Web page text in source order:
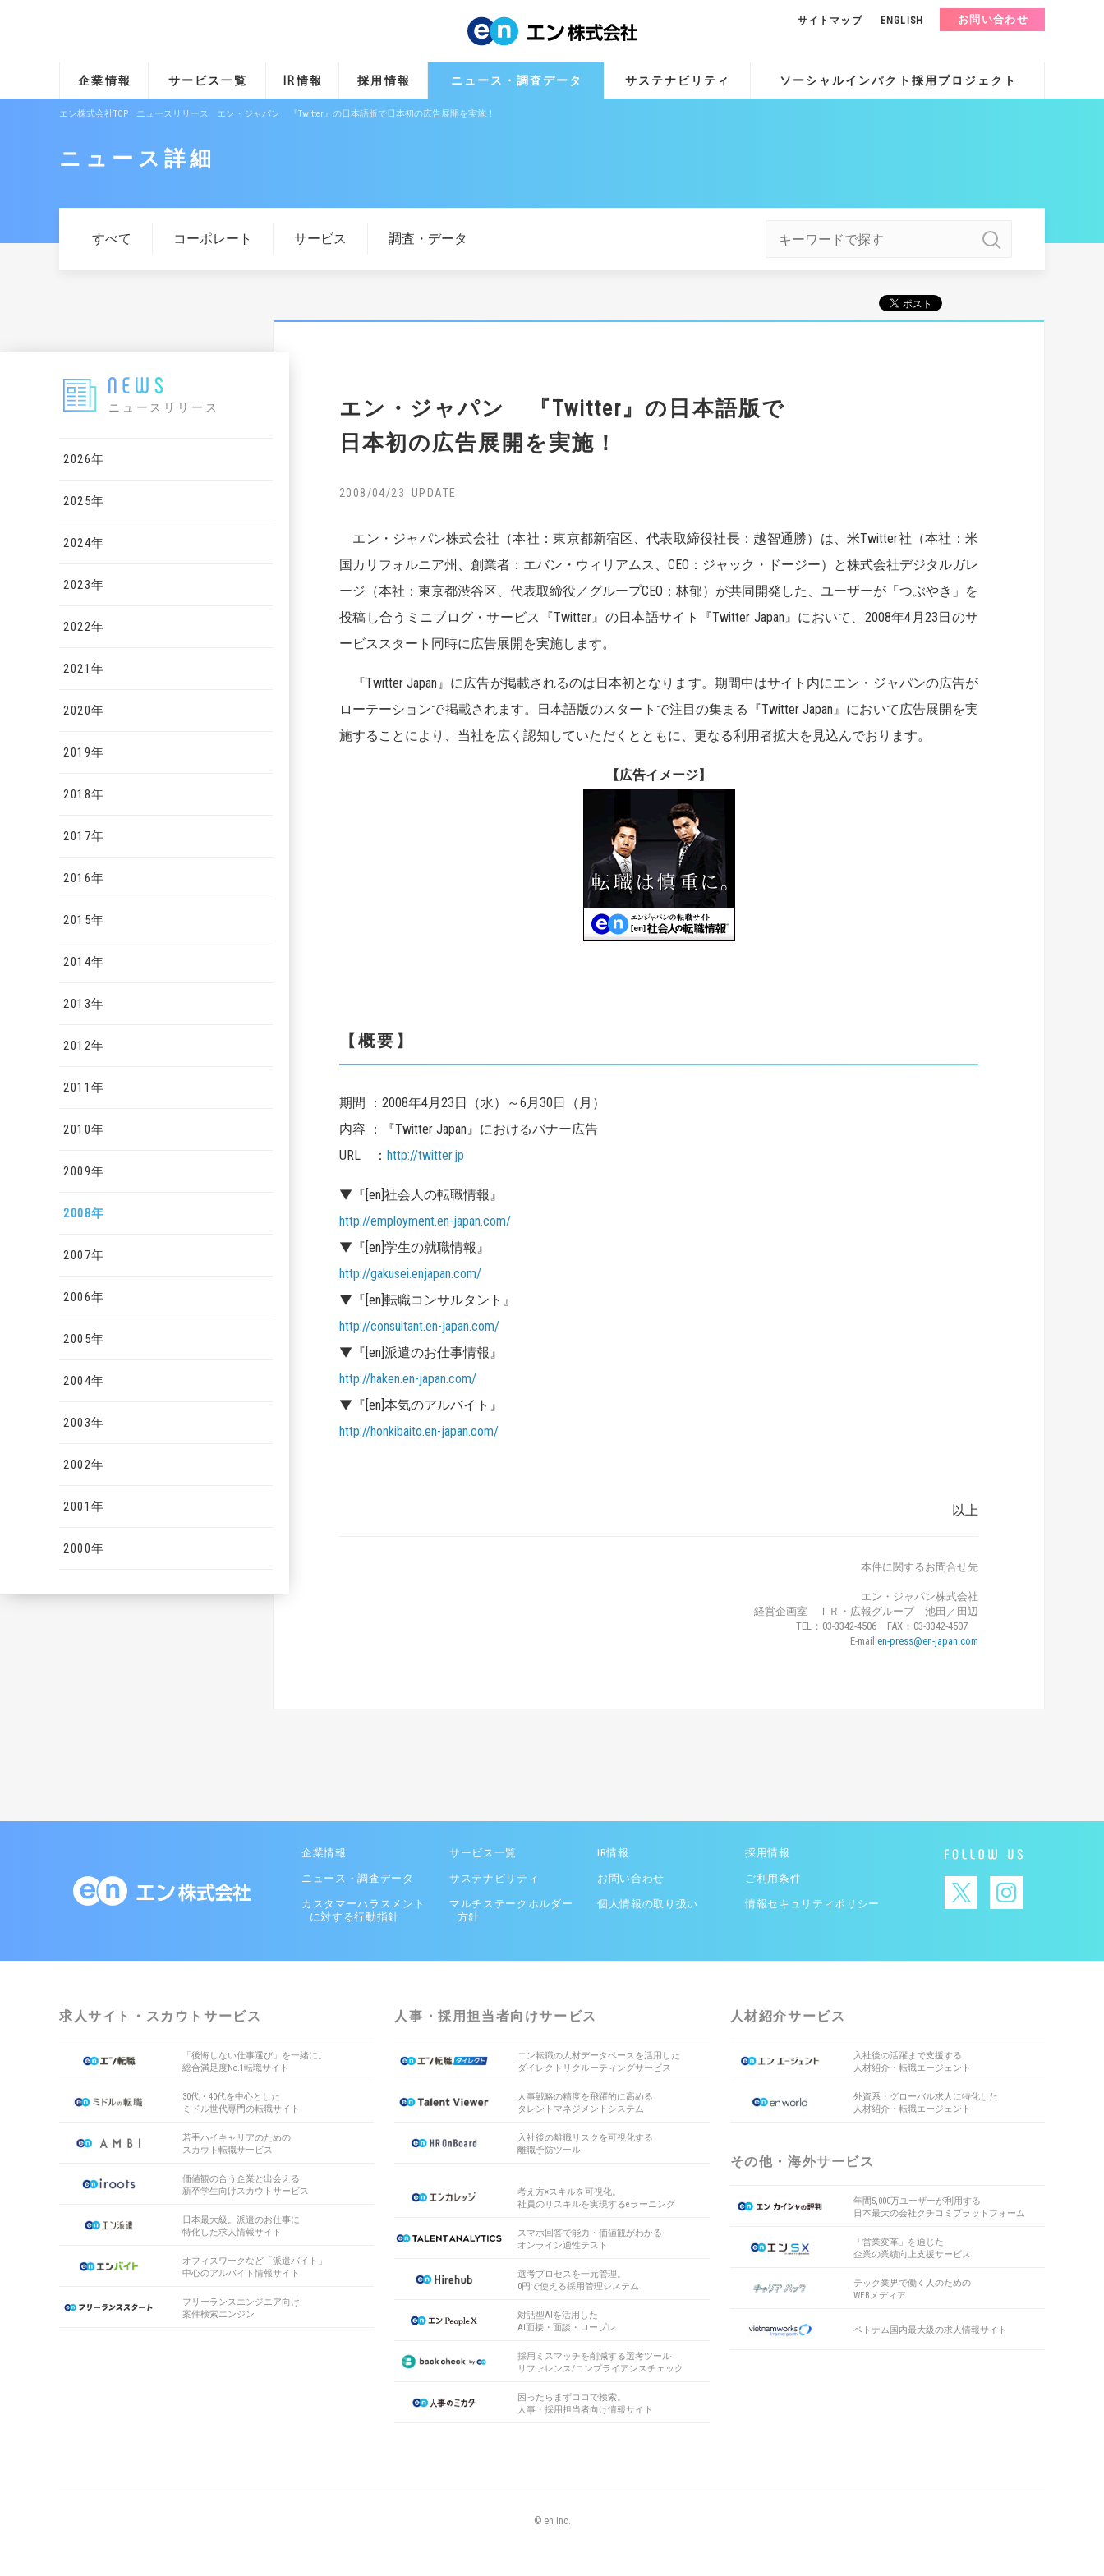
企業情報 サービス一覧 IR情報 採用情報 ニュース・調査データ サステナビリティ ソーシャルインパクト採用プロジェクト
サイトマップ ENGLISH お問い合わせ
エン株式会社TOP ニュースリリース エン・ジャパン 『Twitter』の日本語版で日本初の広告展開を実施！
ニュース詳細
すべて コーポレート サービス 調査・データ
ニュースリリース
2026年
2025年
2024年
2023年
2022年
2021年
2020年
2019年
2018年
2017年
2016年
2015年
2014年
2013年
2012年
2011年
2010年
2009年
2008年
2007年
2006年
2005年
2004年
2003年
2002年
2001年
2000年
エン・ジャパン 『Twitter』の日本語版で
日本初の広告展開を実施！
2008/04/23
エン・ジャパン株式会社（本社：東京都新宿区、代表取締役社長：越智通勝）は、米Twitter社（本社：米
国カリフォルニア州、創業者：エバン・ウィリアムス、CEO：ジャック・ドージー）と株式会社デジタルガレ
ージ（本社：東京都渋谷区、代表取締役／グループCEO：林郁）が共同開発した、ユーザーが「つぶやき」を
投稿し合うミニブログ・サービス『Twitter』の日本語サイト『Twitter Japan』において、2008年4月23日のサ
ービススタート同時に広告展開を実施します。
『Twitter Japan』に広告が掲載されるのは日本初となります。期間中はサイト内にエン・ジャパンの広告が
ローテーションで掲載されます。日本語版のスタートで注目の集まる『Twitter Japan』において広告展開を実
施することにより、当社を広く認知していただくとともに、更なる利用者拡大を見込んでおります。
【広告イメージ】
【概要】
期間 ：2008年4月23日（水）～6月30日（月）
内容 ：『Twitter Japan』におけるバナー広告
URL ： http://twitter.jp
▼『[en]社会人の転職情報』
http://employment.en-japan.com/
▼『[en]学生の就職情報』
http://gakusei.enjapan.com/
▼『[en]転職コンサルタント』
http://consultant.en-japan.com/
▼『[en]派遣のお仕事情報』
http://haken.en-japan.com/
▼『[en]本気のアルバイト』
http://honkibaito.en-japan.com/
以上
本件に関するお問合せ先
エン・ジャパン株式会社
経営企画室 ＩＲ・広報グループ 池田／田辺
TEL：03-3342-4506 FAX：03-3342-4507
E-mail:en-press@en-japan.com
企業情報 サービス一覧 IR情報 採用情報
ニュース・調査データ サステナビリティ お問い合わせ ご利用条件
カスタマーハラスメント
に対する行動指針
マルチステークホルダー
方針
個人情報の取り扱い 情報セキュリティポリシー
求人サイト・スカウトサービス
「後悔しない仕事選び」を一緒に。
総合満足度No.1転職サイト
30代・40代を中心とした
ミドル世代専門の転職サイト
若手ハイキャリアのための
スカウト転職サービス
価値観の合う企業と出会える
新卒学生向けスカウトサービス
日本最大級。派遣のお仕事に
特化した求人情報サイト
オフィスワークなど「派遣バイト」
中心のアルバイト情報サイト
フリーランスエンジニア向け
案件検索エンジン
人事・採用担当者向けサービス
エン転職の人材データベースを活用した
ダイレクトリクルーティングサービス
人事戦略の精度を飛躍的に高める
タレントマネジメントシステム
入社後の離職リスクを可視化する
離職予防ツール
考え方×スキルを可視化。
社員のリスキルを実現するeラーニング
スマホ回答で能力・価値観がわかる
オンライン適性テスト
選考プロセスを一元管理。
0円で使える採用管理システム
対話型AIを活用した
AI面接・面談・ロープレ
採用ミスマッチを削減する選考ツール
リファレンス/コンプライアンスチェック
困ったらまずココで検索。
人事・採用担当者向け情報サイト
人材紹介サービス
入社後の活躍まで支援する
人材紹介・転職エージェント
外資系・グローバル求人に特化した
人材紹介・転職エージェント
その他・海外サービス
年間5,000万ユーザーが利用する
日本最大の会社クチコミプラットフォーム
「営業変革」を通じた
企業の業績向上支援サービス
テック業界で働く人のための
WEBメディア
ベトナム国内最大級の求人情報サイト
© en Inc.